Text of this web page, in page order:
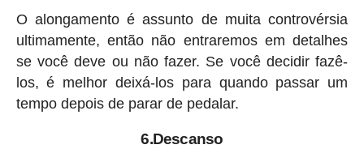
O alongamento é assunto de muita controvérsia
ultimamente, então não entraremos em detalhes
se você deve ou não fazer. Se você decidir fazê-
los, é melhor deixá-los para quando passar um
tempo depois de parar de pedalar.
6.Descanso